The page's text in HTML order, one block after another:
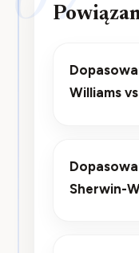
Williams
Sherwin-